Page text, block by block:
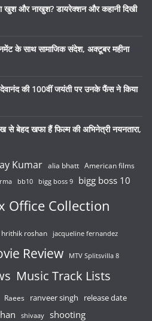
खुश और नाखुश? डायरेक्शन और कहानी दिखी
के साथ सामाजिक संदेश, अक्टूबर महीना
की 100वीं जयंती पर उनके फैंस ने किया
बेहद खफा हैं फिल्म की अभिनेत्री नयनतारा,
Kumar alia bhatt American films
bb10 bigg boss 9 bigg boss 10
Office Collection
hrithik roshan jacqueline fernandez
Review MTV Splitsvilla 8
Music Track Lists
Raees ranveer singh release date
shivaay shooting